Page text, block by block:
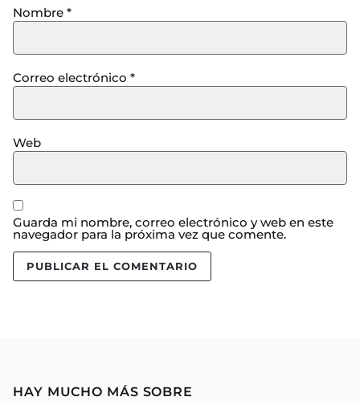
Nombre *
Correo electrónico *
Web
Guarda mi nombre, correo electrónico y web en este
navegador para la próxima vez que comente.
HAY MUCHO MÁS SOBRE